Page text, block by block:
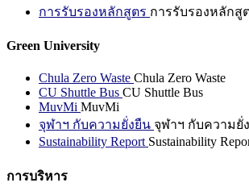
การรับรองหลักสูตร การรับรองหลักสู
Green University
Chula Zero Waste Chula Zero Waste
CU Shuttle Bus CU Shuttle Bus
MuvMi MuvMi
จุฬาฯ กับความยั่งยืน จุฬาฯ กับความยั่
Sustainability Report Sustainability
การบริหาร